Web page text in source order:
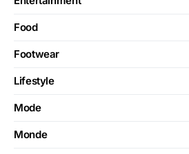
Food
Footwear
Lifestyle
Mode
Monde